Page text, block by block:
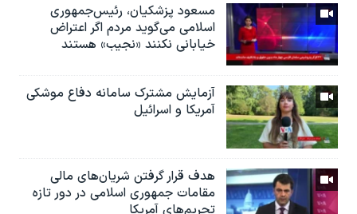
مسعود پزشکیان، رئيس‌جمهوری
اسلامی می‌گوید مردم اگر اعتراض
خیابانی نکنند «نجیب» هستند
آزمایش مشترک سامانه دفاع موشکی
آمریکا و اسرائیل
هدف قرار گرفتن شریان‌های مالی
مقامات جمهوری اسلامی در دور تازه
تحریم‌های آمریکا